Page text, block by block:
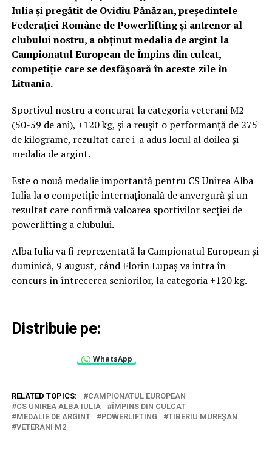
Iulia și pregătit de Ovidiu Pănăzan, președintele
Federației Române de Powerlifting și antrenor al
clubului nostru, a obținut medalia de argint la
Campionatul European de Împins din culcat,
competiție care se desfășoară în aceste zile în
Lituania.
Sportivul nostru a concurat la categoria veterani M2
(50-59 de ani), +120 kg, și a reușit o performanță de 275
de kilograme, rezultat care i-a adus locul al doilea și
medalia de argint.
Este o nouă medalie importantă pentru CS Unirea Alba
Iulia la o competiție internațională de anvergură și un
rezultat care confirmă valoarea sportivilor secției de
powerlifting a clubului.
Alba Iulia va fi reprezentată la Campionatul European și
duminică, 9 august, când Florin Lupaș va intra în
concurs în întrecerea seniorilor, la categoria +120 kg.
Distribuie pe:
WhatsApp
RELATED TOPICS:
CAMPIONATUL EUROPEAN
CS UNIREA ALBA IULIA
ÎMPINS DIN CULCAT
MEDALIE DE ARGINT
POWERLIFTING
TIBERIU MUREȘAN
VETERANI M2